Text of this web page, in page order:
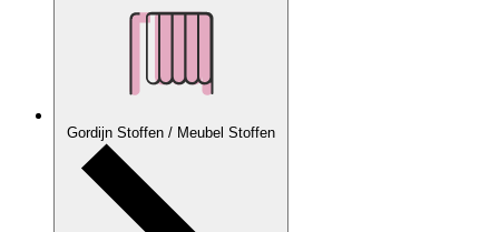
Gordijn Stoffen / Meubel Stoffen